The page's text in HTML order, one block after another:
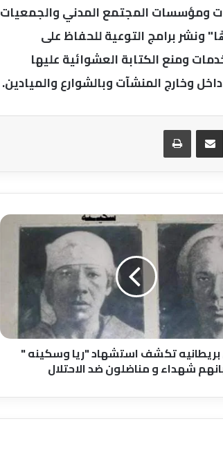
ومؤسسات المجتمع المدني والجمعيات
ونشر برامج التوعية للحفاظ على
ومنع الكتابة العشوائية عليها
وخارج المنشآت وبالشوارع والميادين.
مشاركة عبر البريد طباعة
بريطانيه تكشف استشهاد "ريا وسكينه "
شهداء و مناضلون ضد الاحتلال